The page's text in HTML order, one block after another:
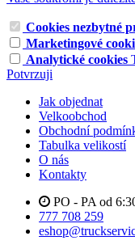
Cookies nezbytné
Marketingové
Analytické cookies
Potvrzuji
Jak objednat
Velkoobchod
Obchodní
Tabulka velikostí
O nás
Kontakty
PO - PA od
777 708 259